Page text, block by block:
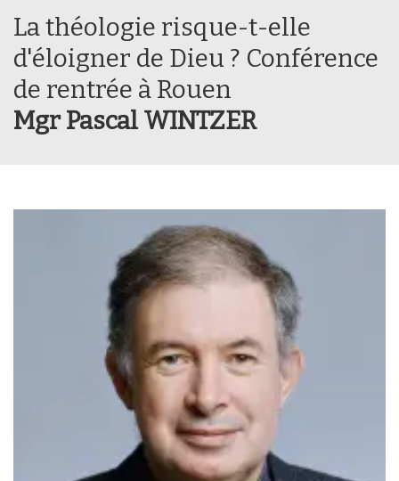
La théologie risque-t-elle
d'éloigner de Dieu ? Conférence
de rentrée à Rouen
Mgr Pascal WINTZER